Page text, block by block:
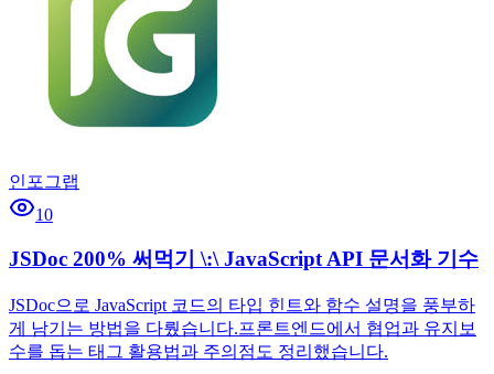
인포그랩
10
JSDoc 200% 써먹기 \:\ JavaScript API 문서화 기수
JSDoc으로 JavaScript 코드의 타입 힌트와 함수 설명을 풍부하
게 남기는 방법을 다뤘습니다.프론트엔드에서 협업과 유지보
수를 돕는 태그 활용법과 주의점도 정리했습니다.